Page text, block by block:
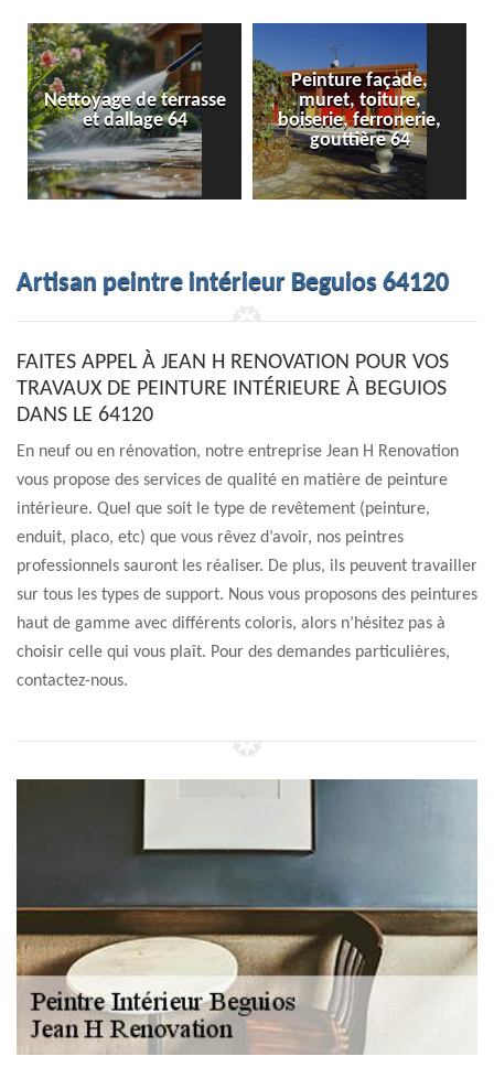
de terrasse
dallage 64
Peinture façade,
muret, toiture,
boiserie, ferronerie,
gouttière 64
Peinture
Artisan peintre intérieur Beguios 64120
FAITES APPEL À JEAN H RENOVATION POUR VOS
TRAVAUX DE PEINTURE INTÉRIEURE À BEGUIOS
DANS LE 64120
En neuf ou en rénovation, notre entreprise Jean H Renovation
vous propose des services de qualité en matière de peinture
intérieure. Quel que soit le type de revêtement (peinture,
enduit, placo, etc) que vous rêvez d’avoir, nos peintres
professionnels sauront les réaliser. De plus, ils peuvent travailler
sur tous les types de support. Nous vous proposons des peintures
haut de gamme avec différents coloris, alors n’hésitez pas à
choisir celle qui vous plaît. Pour des demandes particulières,
contactez-nous.